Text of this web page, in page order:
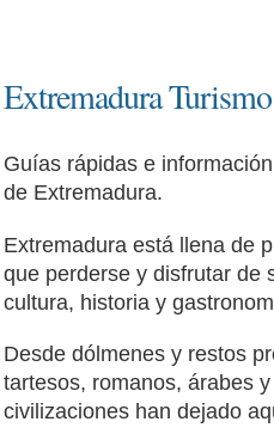
Extremadura Turismo
Guías rápidas e
de Extremadura.
Extremadura está llena de
que perderse y disfrutar de
cultura, historia y
Desde dólmenes y restos
tartesos, romanos, árabes
civilizaciones han dejado